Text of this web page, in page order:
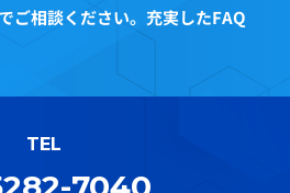
ご相談ください。充実したFAQ
TEL